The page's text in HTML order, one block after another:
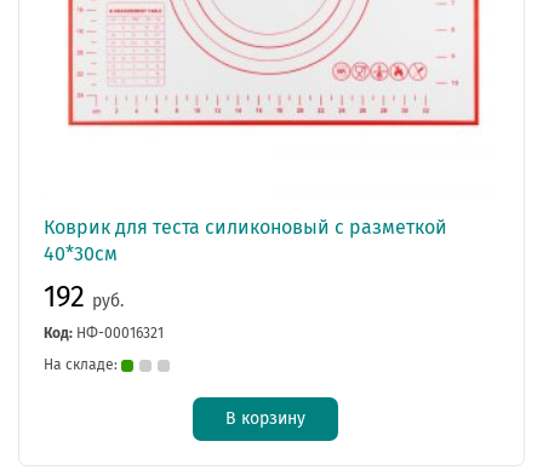
Коврик для теста силиконовый с разметкой
40*30см
192 руб.
Код: НФ-00016321
На складе:
В корзину